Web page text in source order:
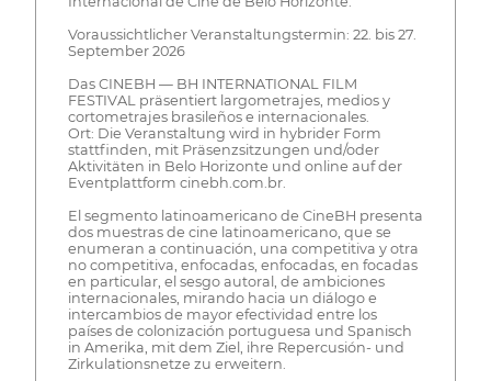
Voraussichtlicher Veranstaltungstermin: 22. bis 27.
September 2026
Das CINEBH — BH INTERNATIONAL FILM
FESTIVAL präsentiert largometrajes, medios y
cortometrajes brasileños e internacionales.
Ort: Die Veranstaltung wird in hybrider Form
stattfinden, mit Präsenzsitzungen und/oder
Aktivitäten in Belo Horizonte und online auf der
Eventplattform cinebh.com.br.
El segmento latinoamericano de CineBH presenta
dos muestras de cine latinoamericano, que se
enumeran a continuación, una competitiva y otra
no competitiva, enfocadas, enfocadas, en focadas
en particular, el sesgo autoral, de ambiciones
internacionales, mirando hacia un diálogo e
intercambios de mayor efectividad entre los
países de colonización portuguesa und Spanisch
in Amerika, mit dem Ziel, ihre Repercusión- und
Zirkulationsnetze zu erweitern.